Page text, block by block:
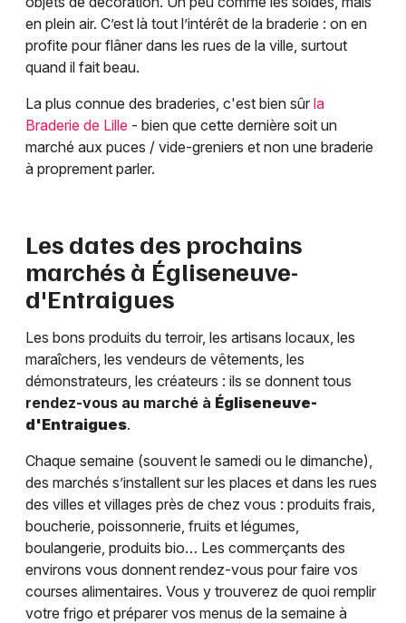
en plein air. C’est là tout l’intérêt de la braderie : on en
profite pour flâner dans les rues de la ville, surtout
quand il fait beau.
La plus connue des braderies, c'est bien sûr la
Braderie de Lille - bien que cette dernière soit un
marché aux puces / vide-greniers et non une braderie
à proprement parler.
Les dates des prochains
marchés à Égliseneuve-
d'Entraigues
Les bons produits du terroir, les artisans locaux, les
maraîchers, les vendeurs de vêtements, les
démonstrateurs, les créateurs : ils se donnent tous
rendez-vous au marché à Égliseneuve-
d'Entraigues.
Chaque semaine (souvent le samedi ou le dimanche),
des marchés s’installent sur les places et dans les rues
des villes et villages près de chez vous : produits frais,
boucherie, poissonnerie, fruits et légumes,
boulangerie, produits bio… Les commerçants des
environs vous donnent rendez-vous pour faire vos
courses alimentaires. Vous y trouverez de quoi remplir
votre frigo et préparer vos menus de la semaine à